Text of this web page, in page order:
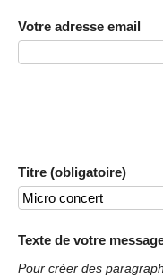
Votre adresse email
Titre (obligatoire)
Texte de votre
Pour créer des